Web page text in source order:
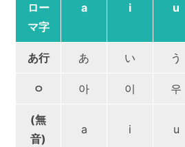
ロー
マ字
a i u
あ行 あ い う
ㅇ 아 이 우
(無
音)
a i u